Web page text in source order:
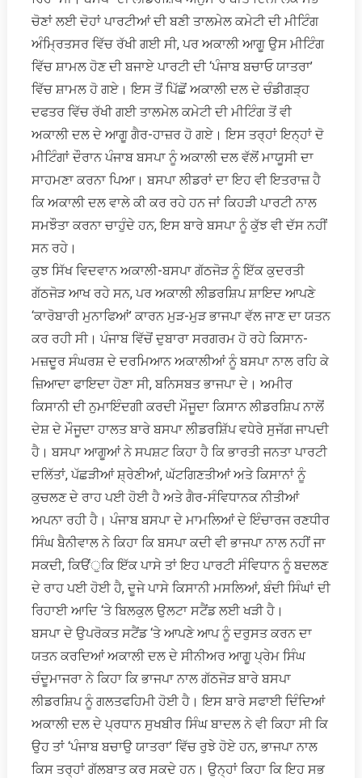
ਚੋਣਾਂ ਲਈ ਦੋਹਾਂ ਪਾਰਟੀਆਂ ਦੀ ਬਣੀ ਤਾਲਮੇਲ ਕਮੇਟੀ ਦੀ ਮੀਟਿੰਗ
ਅੰਮ੍ਰਿਤਸਰ ਵਿੱਚ ਰੱਖੀ ਗਈ ਸੀ, ਪਰ ਅਕਾਲੀ ਆਗੂ ਉਸ ਮੀਟਿੰਗ
ਵਿੱਚ ਸ਼ਾਮਲ ਹੋਣ ਦੀ ਬਜਾਏ ਪਾਰਟੀ ਦੀ ‘ਪੰਜਾਬ ਬਚਾਓ ਯਾਤਰਾ’
ਵਿੱਚ ਸ਼ਾਮਲ ਹੋ ਗਏ। ਇਸ ਤੋਂ ਪਿੱਛੋਂ ਅਕਾਲੀ ਦਲ ਦੇ ਚੰਡੀਗੜ੍ਹ
ਦਫਤਰ ਵਿੱਚ ਰੱਖੀ ਗਈ ਤਾਲਮੇਲ ਕਮੇਟੀ ਦੀ ਮੀਟਿੰਗ ਤੋਂ ਵੀ
ਅਕਾਲੀ ਦਲ ਦੇ ਆਗੂ ਗੈਰ-ਹਾਜ਼ਰ ਹੋ ਗਏ। ਇਸ ਤਰ੍ਹਾਂ ਇਨ੍ਹਾਂ ਦੋ
ਮੀਟਿੰਗਾਂ ਦੌਰਾਨ ਪੰਜਾਬ ਬਸਪਾ ਨੂੰ ਅਕਾਲੀ ਦਲ ਵੱਲੋਂ ਮਾਯੂਸੀ ਦਾ
ਸਾਹਮਣਾ ਕਰਨਾ ਪਿਆ। ਬਸਪਾ ਲੀਡਰਾਂ ਦਾ ਇਹ ਵੀ ਇਤਰਾਜ਼ ਹੈ
ਕਿ ਅਕਾਲੀ ਦਲ ਵਾਲੇ ਕੀ ਕਰ ਰਹੇ ਹਨ ਜਾਂ ਕਿਹੜੀ ਪਾਰਟੀ ਨਾਲ
ਸਮਝੌਤਾ ਕਰਨਾ ਚਾਹੁੰਦੇ ਹਨ, ਇਸ ਬਾਰੇ ਬਸਪਾ ਨੂੰ ਕੁੱਝ ਵੀ ਦੱਸ ਨਹੀਂ
ਸਨ ਰਹੇ।
ਕੁਝ ਸਿੱਖ ਵਿਦਵਾਨ ਅਕਾਲੀ-ਬਸਪਾ ਗੱਠਜੋੜ ਨੂੰ ਇੱਕ ਕੁਦਰਤੀ
ਗੱਠਜੋੜ ਆਖ ਰਹੇ ਸਨ, ਪਰ ਅਕਾਲੀ ਲੀਡਰਸ਼ਿਪ ਸ਼ਾਇਦ ਆਪਣੇ
‘ਕਾਰੋਬਾਰੀ ਮੁਨਾਫਿਆਂ’ ਕਾਰਨ ਮੁੜ-ਮੁੜ ਭਾਜਪਾ ਵੱਲ ਜਾਣ ਦਾ ਯਤਨ
ਕਰ ਰਹੀ ਸੀ। ਪੰਜਾਬ ਵਿੱਚੋਂ ਦੁਬਾਰਾ ਸਰਗਰਮ ਹੋ ਰਹੇ ਕਿਸਾਨ-
ਮਜ਼ਦੂਰ ਸੰਘਰਸ਼ ਦੇ ਦਰਮਿਆਨ ਅਕਾਲੀਆਂ ਨੂੰ ਬਸਪਾ ਨਾਲ ਰਹਿ ਕੇ
ਜ਼ਿਆਦਾ ਫਾਇਦਾ ਹੋਣਾ ਸੀ, ਬਨਿਸਬਤ ਭਾਜਪਾ ਦੇ। ਅਮੀਰ
ਕਿਸਾਨੀ ਦੀ ਨੁਮਾਇੰਦਗੀ ਕਰਦੀ ਮੌਜੂਦਾ ਕਿਸਾਨ ਲੀਡਰਸ਼ਿਪ ਨਾਲੋਂ
ਦੇਸ਼ ਦੇ ਮੌਜੂਦਾ ਹਾਲਤ ਬਾਰੇ ਬਸਪਾ ਲੀਡਰਸ਼ਿੱਪ ਵਧੇਰੇ ਸੁਜੱਗ ਜਾਪਦੀ
ਹੈ। ਬਸਪਾ ਆਗੂਆਂ ਨੇ ਸਪਸ਼ਟ ਕਿਹਾ ਹੈ ਕਿ ਭਾਰਤੀ ਜਨਤਾ ਪਾਰਟੀ
ਦਲਿੱਤਾਂ, ਪੱਛੜੀਆਂ ਸ਼੍ਰੇਣੀਆਂ, ਘੱਟਗਿਣਤੀਆਂ ਅਤੇ ਕਿਸਾਨਾਂ ਨੂੰ
ਕੁਚਲਣ ਦੇ ਰਾਹ ਪਈ ਹੋਈ ਹੈ ਅਤੇ ਗੈਰ-ਸੰਵਿਧਾਨਕ ਨੀਤੀਆਂ
ਅਪਨਾ ਰਹੀ ਹੈ। ਪੰਜਾਬ ਬਸਪਾ ਦੇ ਮਾਮਲਿਆਂ ਦੇ ਇੰਚਾਰਜ ਰਣਧੀਰ
ਸਿੰਘ ਬੈਨੀਵਾਲ ਨੇ ਕਿਹਾ ਕਿ ਬਸਪਾ ਕਦੀ ਵੀ ਭਾਜਪਾ ਨਾਲ ਨਹੀਂ ਜਾ
ਸਕਦੀ, ਕਿੳਂੁਕਿ ਇੱਕ ਪਾਸੇ ਤਾਂ ਇਹ ਪਾਰਟੀ ਸੰਵਿਧਾਨ ਨੂੰ ਬਦਲਣ
ਦੇ ਰਾਹ ਪਈ ਹੋਈ ਹੈ, ਦੂਜੇ ਪਾਸੇ ਕਿਸਾਨੀ ਮਸਲਿਆਂ, ਬੰਦੀ ਸਿੰਘਾਂ ਦੀ
ਰਿਹਾਈ ਆਦਿ ‘ਤੇ ਬਿਲਕੁਲ ਉਲਟਾ ਸਟੈਂਡ ਲਈ ਖੜੀ ਹੈ।
ਬਸਪਾ ਦੇ ਉਪਰੋਕਤ ਸਟੈਂਡ ‘ਤੇ ਆਪਣੇ ਆਪ ਨੂੰ ਦਰੁਸਤ ਕਰਨ ਦਾ
ਯਤਨ ਕਰਦਿਆਂ ਅਕਾਲੀ ਦਲ ਦੇ ਸੀਨੀਅਰ ਆਗੂ ਪ੍ਰੇਮ ਸਿੰਘ
ਚੰਦੂਮਾਜਰਾ ਨੇ ਕਿਹਾ ਕਿ ਭਾਜਪਾ ਨਾਲ ਗੱਠਜੋੜ ਬਾਰੇ ਬਸਪਾ
ਲੀਡਰਸ਼ਿਪ ਨੂੰ ਗਲਤਫਹਿਮੀ ਹੋਈ ਹੈ। ਇਸ ਬਾਰੇ ਸਫਾਈ ਦਿੰਦਿਆਂ
ਅਕਾਲੀ ਦਲ ਦੇ ਪ੍ਰਧਾਨ ਸੁਖਬੀਰ ਸਿੰਘ ਬਾਦਲ ਨੇ ਵੀ ਕਿਹਾ ਸੀ ਕਿ
ਉਹ ਤਾਂ ‘ਪੰਜਾਬ ਬਚਾਉ ਯਾਤਰਾ’ ਵਿੱਚ ਰੁਝੇ ਹੋਏ ਹਨ, ਭਾਜਪਾ ਨਾਲ
ਕਿਸ ਤਰ੍ਹਾਂ ਗੱਲਬਾਤ ਕਰ ਸਕਦੇ ਹਨ। ਉਨ੍ਹਾਂ ਕਿਹਾ ਕਿ ਇਹ ਸਭ